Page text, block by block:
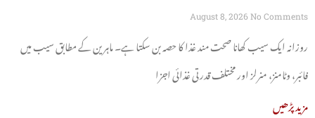
August 8, 2026 No Comments
روزانہ ایک سیب کھانا صحت مند غذا کا حصہ بن سکتا ہے۔ ماہرین کے مطابق سیب میں
فائبر، وٹامنز، منرلز اور مختلف قدرتی غذائی اجزا
مزید پڑھیں